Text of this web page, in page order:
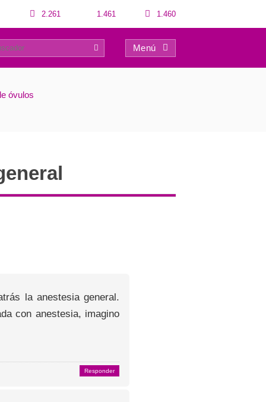
2.261 1.461 1.460
Menú
0
óvulos
la anestesia general.
con anestesia, imagino
Responder